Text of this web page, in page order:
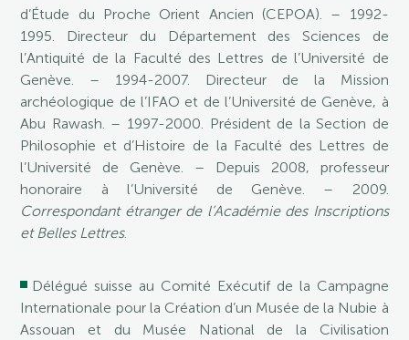
d’Étude du Proche Orient Ancien (CEPOA). – 1992-
1995. Directeur du Département des Sciences de
l’Antiquité de la Faculté des Lettres de l’Université de
Genève. – 1994-2007. Directeur de la Mission
archéologique de l’IFAO et de l’Université de Genève, à
Abu Rawash. – 1997-2000. Président de la Section de
Philosophie et d’Histoire de la Faculté des Lettres de
l’Université de Genève. – Depuis 2008, professeur
honoraire à l’Université de Genève. – 2009.
Correspondant étranger de l’Académie des Inscriptions
et Belles Lettres.
Délégué suisse au Comité Exécutif de la Campagne
Internationale pour la Création d’un Musée de la Nubie à
Assouan et du Musée National de la Civilisation